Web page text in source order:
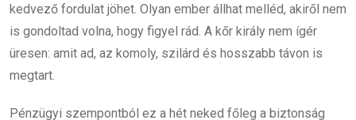
kedvező fordulat jöhet. Olyan ember állhat melléd, akiről nem
is gondoltad volna, hogy figyel rád. A kőr király nem ígér
üresen: amit ad, az komoly, szilárd és hosszabb távon is
megtart.
Pénzügyi szempontból ez a hét neked főleg a biztonság